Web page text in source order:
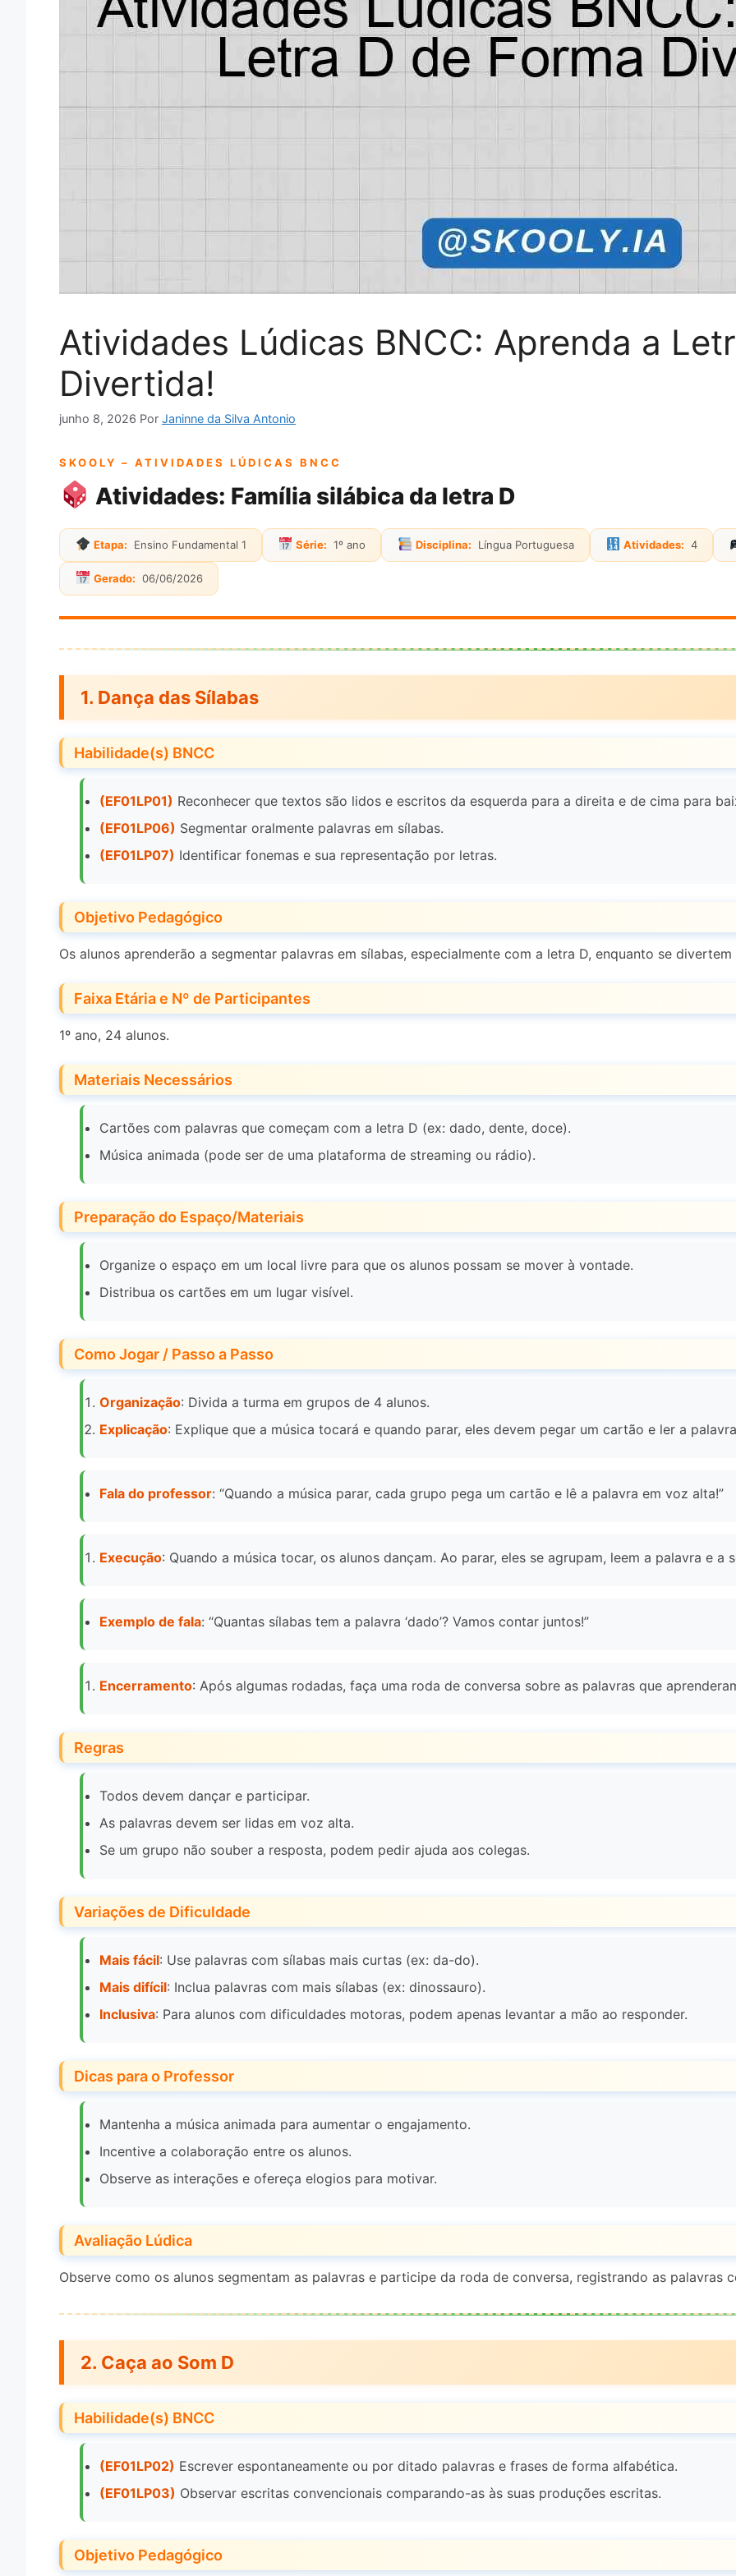
Atividades Lúdicas BNCC: Aprenda a
Divertida!
junho 8, 2026 Por Janinne da Silva Antonio
SKOOLY – ATIVIDADES LÚDICAS BNCC
Atividades: Família silábica da letra D
Etapa: Ensino Fundamental 1 Série: 1º ano Disciplina: Língua Portuguesa Atividades: 4
Gerado: 06/06/2026
1. Dança das Sílabas
Habilidade(s) BNCC
(EF01LP01) Reconhecer que textos são lidos e escritos da esquerda para a direita e de cima para
(EF01LP06) Segmentar oralmente palavras em sílabas.
(EF01LP07) Identificar fonemas e sua representação por letras.
Objetivo Pedagógico
Os alunos aprenderão a segmentar palavras em sílabas, especialmente com a letra D, enquanto se
Faixa Etária e Nº de Participantes
1º ano, 24 alunos.
Materiais Necessários
Cartões com palavras que começam com a letra D (ex: dado, dente, doce).
Música animada (pode ser de uma plataforma de streaming ou rádio).
Preparação do Espaço/Materiais
Organize o espaço em um local livre para que os alunos possam se mover à vontade.
Distribua os cartões em um lugar visível.
Como Jogar / Passo a Passo
Organização: Divida a turma em grupos de 4 alunos.
Explicação: Explique que a música tocará e quando parar, eles devem pegar um cartão e ler a
Fala do professor: “Quando a música parar, cada grupo pega um cartão e lê a palavra em voz alta!”
Execução: Quando a música tocar, os alunos dançam. Ao parar, eles se agrupam, leem a palavra e a
Exemplo de fala: “Quantas sílabas tem a palavra ‘dado’? Vamos contar juntos!”
Encerramento: Após algumas rodadas, faça uma roda de conversa sobre as palavras que
Regras
Todos devem dançar e participar.
As palavras devem ser lidas em voz alta.
Se um grupo não souber a resposta, podem pedir ajuda aos colegas.
Variações de Dificuldade
Mais fácil: Use palavras com sílabas mais curtas (ex: da-do).
Mais difícil: Inclua palavras com mais sílabas (ex: dinossauro).
Inclusiva: Para alunos com dificuldades motoras, podem apenas levantar a mão ao responder.
Dicas para o Professor
Mantenha a música animada para aumentar o engajamento.
Incentive a colaboração entre os alunos.
Observe as interações e ofereça elogios para motivar.
Avaliação Lúdica
Observe como os alunos segmentam as palavras e participe da roda de conversa, registrando as palavras
2. Caça ao Som D
Habilidade(s) BNCC
(EF01LP02) Escrever espontaneamente ou por ditado palavras e frases de forma alfabética.
(EF01LP03) Observar escritas convencionais comparando-as às suas produções escritas.
Objetivo Pedagógico